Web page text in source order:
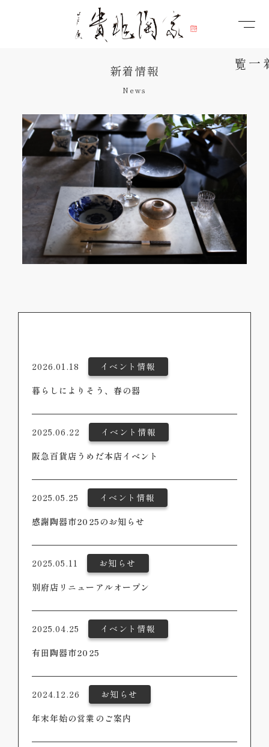
新着情報
News
2026.01.18
イベント情報
暮らしによりそう、春の器
2025.06.22
イベント情報
阪急百貨店うめだ本店イベント
2025.05.25
イベント情報
感謝陶器市2025のお知らせ
2025.05.11
お知らせ
別府店リニューアルオープン
2025.04.25
イベント情報
有田陶器市2025
2024.12.26
お知らせ
年末年始の営業のご案内